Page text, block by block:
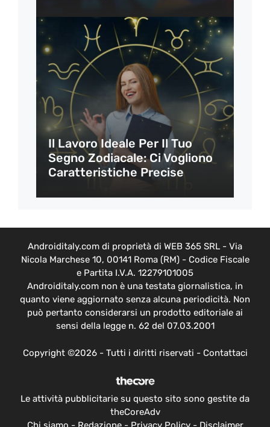
Il Lavoro Ideale Per Il Tuo
Segno Zodiacale: Ci Vogliono
Caratteristiche Precise
Androiditaly.com di proprietà di WEB 365 SRL - Via
Nicola Marchese 10, 00141 Roma (RM) - Codice Fiscale
e Partita I.V.A. 12279101005
Androiditaly.com non è una testata giornalistica, in
quanto viene aggiornato senza alcuna periodicità. Non
può pertanto considerarsi un prodotto editoriale ai
sensi della legge n. 62 del 07.03.2001
Copyright ©2026 - Tutti i diritti riservati - Contattaci
Le attività pubblicitarie su questo sito sono gestite da
theCoreAdv